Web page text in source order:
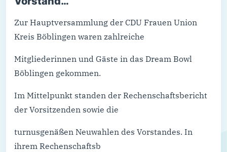
Zur Hauptversammlung der CDU Frauen Union
Kreis Böblingen waren zahlreiche
Mitgliederinnen und Gäste in das Dream Bowl
Böblingen gekommen.
Im Mittelpunkt standen der Rechenschaftsbericht
der Vorsitzenden sowie die
turnusgenäßen Neuwahlen des Vorstandes. In
ihrem Rechenschaftsb